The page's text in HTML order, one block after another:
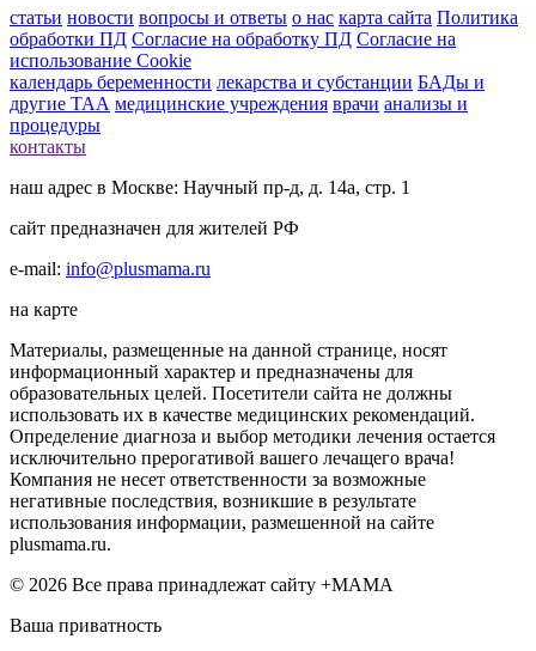
статьи новости вопросы и ответы о нас карта сайта Политика
обработки ПД Согласие на обработку ПД Согласие на
использование Cookie
календарь беременности лекарства и субстанции БАДы и
другие ТАА медицинские учреждения врачи анализы и
процедуры
контакты
наш адрес в Москве: Научный пр-д, д. 14а, стр. 1
сайт предназначен для жителей РФ
e-mail: info@plusmama.ru
на карте
Материалы, размещенные на данной странице, носят
информационный характер и предназначены для
образовательных целей. Посетители сайта не должны
использовать их в качестве медицинских рекомендаций.
Определение диагноза и выбор методики лечения остается
исключительно прерогативой вашего лечащего врача!
Компания не несет ответственности за возможные
негативные последствия, возникшие в результате
использования информации, размешенной на сайте
plusmama.ru.
© 2026 Все права принадлежат сайту +МАМА
Ваша приватность